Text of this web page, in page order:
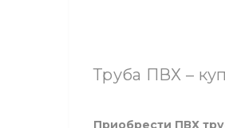
Труба ПВХ –
Приобрести ПВХ